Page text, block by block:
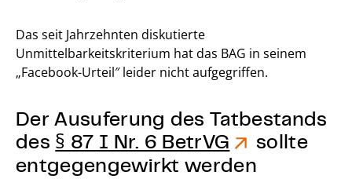
Das seit Jahrzehnten diskutierte
Unmittelbarkeitskriterium hat das BAG in seinem
„Facebook-Urteil″ leider nicht aufgegriffen.
Der Ausuferung des Tatbestands
des § 87 I Nr. 6 BetrVG
sollte
entgegengewirkt werden